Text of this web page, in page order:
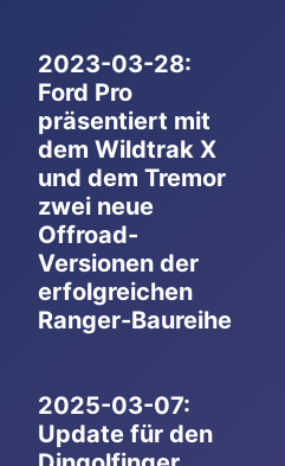
2023-03-28:
Ford Pro
präsentiert mit
dem Wildtrak X
und dem Tremor
zwei neue
Offroad-
Versionen der
erfolgreichen
Ranger-Baureihe
2025-03-07:
Update für den